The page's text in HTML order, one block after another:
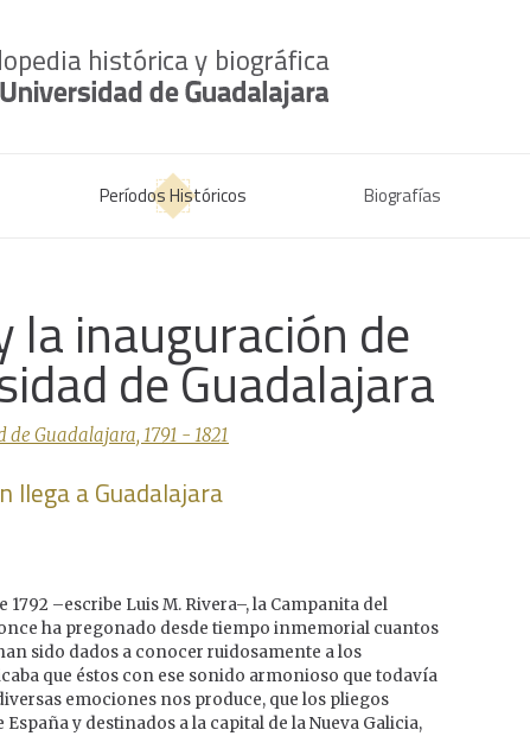
Períodos Históricos Biografías
la inauguración de
de Guadalajara
Guadalajara, 1791 - 1821
llega a Guadalajara
–escribe Luis M. Rivera–, la Campanita del
ha pregonado desde tiempo inmemorial cuantos
sido dados a conocer ruidosamente a los
que éstos con ese sonido armonioso que todavía
emociones nos produce, que los pliegos
España y destinados a la capital de la Nueva Galicia,